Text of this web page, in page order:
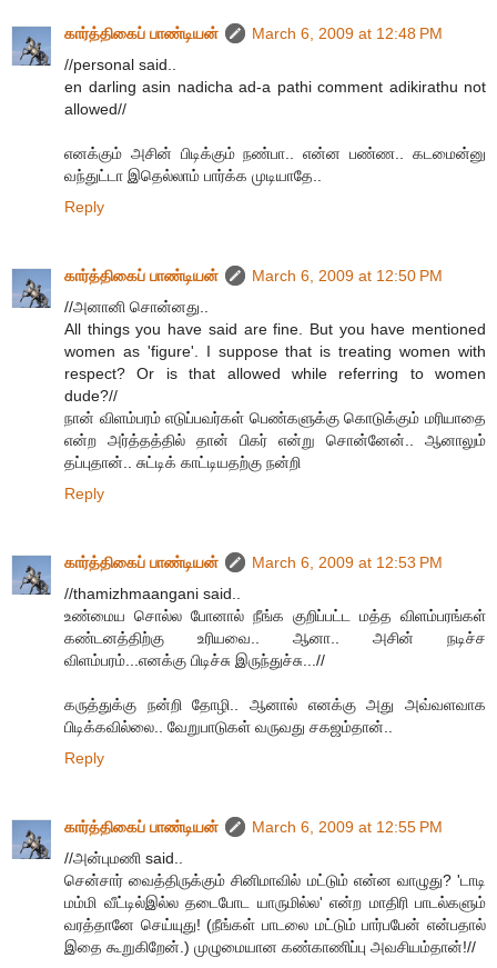
கார்த்திகைப் பாண்டியன்
March 6, 2009 at 12:48 PM
//personal said..
en darling asin nadicha ad-a pathi comment adikirathu not
allowed//
எனக்கும் அசின் பிடிக்கும் நண்பா.. என்ன பண்ண.. கடமைன்னு
வந்துட்டா இதெல்லாம் பார்க்க முடியாதே..
Reply
கார்த்திகைப் பாண்டியன்
March 6, 2009 at 12:50 PM
//அனானி சொன்னது..
All things you have said are fine. But you have mentioned
women as 'figure'. I suppose that is treating women with
respect? Or is that allowed while referring to women
dude?//
நான் விளம்பரம் எடுப்பவர்கள் பெண்களுக்கு கொடுக்கும் மரியாதை
என்ற அர்த்தத்தில் தான் பிகர் என்று சொன்னேன்.. ஆனாலும்
தப்புதான்.. சுட்டிக் காட்டியதற்கு நன்றி
Reply
கார்த்திகைப் பாண்டியன்
March 6, 2009 at 12:53 PM
//thamizhmaangani said..
உண்மைய சொல்ல போனால் நீங்க குறிப்பட்ட மத்த விளம்பரங்கள்
கண்டனத்திற்கு உரியவை.. ஆனா.. அசின் நடிச்ச
விளம்பரம்...எனக்கு பிடிச்சு இருந்துச்சு...//
கருத்துக்கு நன்றி தோழி.. ஆனால் எனக்கு அது அவ்வளவாக
பிடிக்கவில்லை.. வேறுபாடுகள் வருவது சகஜம்தான்..
Reply
கார்த்திகைப் பாண்டியன்
March 6, 2009 at 12:55 PM
//அன்புமணி said..
சென்சார் வைத்திருக்கும் சினிமாவில் மட்டும் என்ன வாழுது? 'டாடி
மம்மி வீட்டில்இல்ல தடைபோட யாருமில்ல' என்ற மாதிரி பாடல்களும்
வரத்தானே செய்யுது! (நீங்கள் பாடலை மட்டும் பார்பபேன் என்பதால்
இதை கூறுகிறேன்.) முழுமையான கண்காணிப்பு அவசியம்தான்!//